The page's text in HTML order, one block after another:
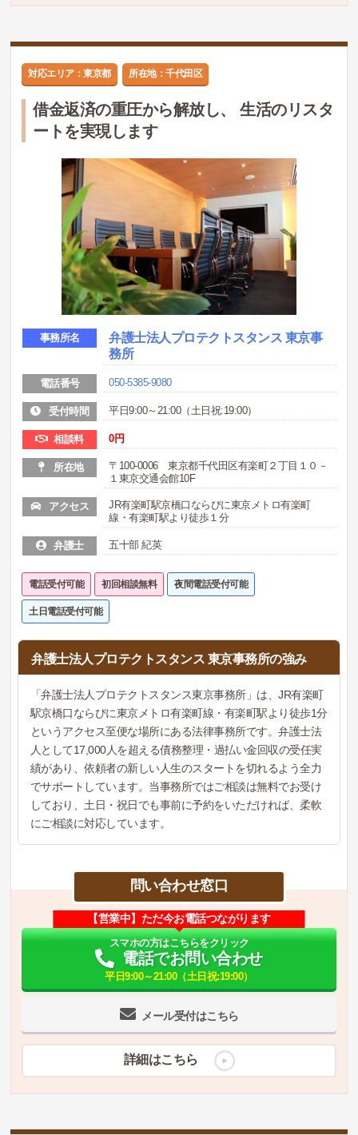
対応エリア：東京都 所在地：千代田区
借金返済の重圧から解放し、 生活のリスタ
ートを実現します
事務所名
弁護士法人プロテクトスタンス 東京事
務所
電話番号 050-5385-9080
受付時間 平日9:00～21:00（土日祝:19:00）
相談料 0円
所在地
〒100-0006 東京都千代田区有楽町２丁目１０－
１東京交通会館10F
アクセス
JR有楽町駅京橋口ならびに東京メトロ有楽町
線・有楽町駅より徒歩１分
弁護士 五十部 紀英
電話受付可能 初回相談無料 夜間電話受付可能
土日電話受付可能
弁護士法人プロテクトスタンス 東京事務所の強み
「弁護士法人プロテクトスタンス東京事務所」は、JR有楽町
駅京橋口ならびに東京メトロ有楽町線・有楽町駅より徒歩1分
というアクセス至便な場所にある法律事務所です。弁護士法
人として17,000人を超える債務整理・過払い金回収の受任実
績があり、依頼者の新しい人生のスタートを切れるよう全力
でサポートしています。当事務所ではご相談は無料でお受け
しており、土日・祝日でも事前に予約をいただければ、柔軟
にご相談に対応しています。
問い合わせ窓口
メール受付はこちら
【営業中】ただ今お電話つながります
スマホの方はこちらをクリック
電話でお問い合わせ
平日9:00～21:00（土日祝:19:00）
詳細はこちら